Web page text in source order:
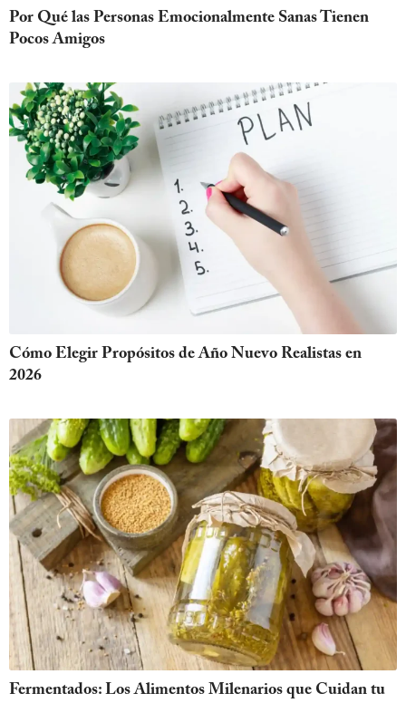
Por Qué las Personas Emocionalmente Sanas Tienen
Pocos Amigos
Cómo Elegir Propósitos de Año Nuevo Realistas en
2026
Fermentados: Los Alimentos Milenarios que Cuidan tu